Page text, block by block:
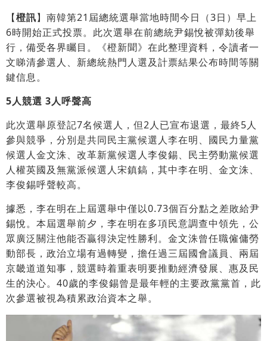
【橙訊】南韓第21屆總統選舉當地時間今日（3日）早上
6時開始正式投票。此次選舉在前總統尹錫悅被彈劾後舉
行，備受各界矚目。《橙新聞》在此整理資料，令讀者一
文睇清參選人、新總統熱門人選及計票結果公布時間等關
鍵信息。
5人競選 3人呼聲高
此次選舉原登記7名候選人，但2人已宣布退選，最終5人
參與競爭，分別是共同民主黨候選人李在明、國民力量黨
候選人金文洙、改革新黨候選人李俊錫、民主勞動黨候選
人權英國及無黨派候選人宋鎮鎬，其中李在明、金文洙、
李俊錫呼聲較高。
據悉，李在明在上屆選舉中僅以0.73個百分點之差敗給尹
錫悅。本屆選舉前夕，李在明在多項民意調查中領先，公
眾廣泛關注他能否贏得決定性勝利。金文洙曾任職僱傭勞
動部長，政治立場有過轉變，擔任過三屆國會議員、兩屆
京畿道道知事，競選時着重表明要推動經濟發展、惠及民
生的決心。40歲的李俊錫曾是最年輕的主要政黨黨首，此
次參選被視為積累政治資本之舉。